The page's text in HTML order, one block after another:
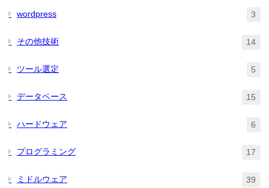
wordpress 3
その他技術 14
ツール選定 5
データベース 15
ハードウェア 6
プログラミング 17
ミドルウェア 39